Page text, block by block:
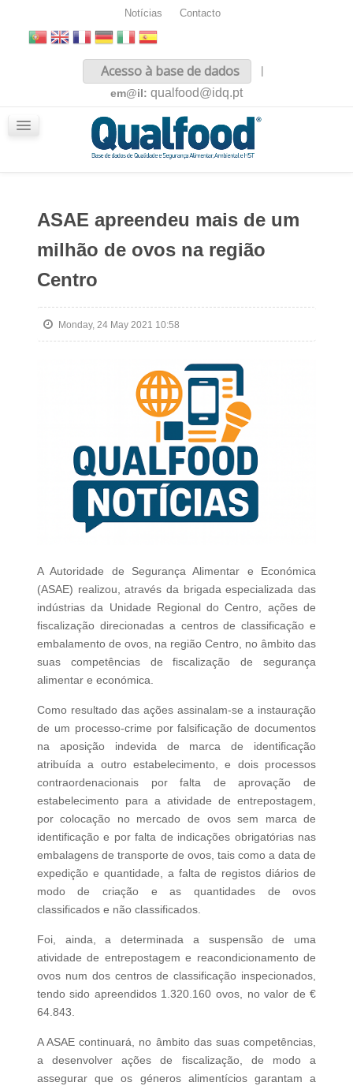
Notícias Contacto
Acesso à base de dados
|
em@il: qualfood@idq.pt
ASAE apreendeu mais de um
milhão de ovos na região
Centro
Monday, 24 May 2021 10:58
A Autoridade de Segurança Alimentar e Económica
(ASAE) realizou, através da brigada especializada das
indústrias da Unidade Regional do Centro, ações de
fiscalização direcionadas a centros de classificação e
embalamento de ovos, na região Centro, no âmbito das
suas competências de fiscalização de segurança
alimentar e económica.
Como resultado das ações assinalam-se a instauração
de um processo-crime por falsificação de documentos
na aposição indevida de marca de identificação
atribuída a outro estabelecimento, e dois processos
contraordenacionais por falta de aprovação de
estabelecimento para a atividade de entrepostagem,
por colocação no mercado de ovos sem marca de
identificação e por falta de indicações obrigatórias nas
embalagens de transporte de ovos, tais como a data de
expedição e quantidade, a falta de registos diários de
modo de criação e as quantidades de ovos
classificados e não classificados.
Foi, ainda, a determinada a suspensão de uma
atividade de entrepostagem e reacondicionamento de
ovos num dos centros de classificação inspecionados,
tendo sido apreendidos 1.320.160 ovos, no valor de €
64.843.
A ASAE continuará, no âmbito das suas competências,
a desenvolver ações de fiscalização, de modo a
assegurar que os géneros alimentícios garantam a